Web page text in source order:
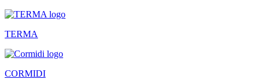
TERMA
CORMIDI